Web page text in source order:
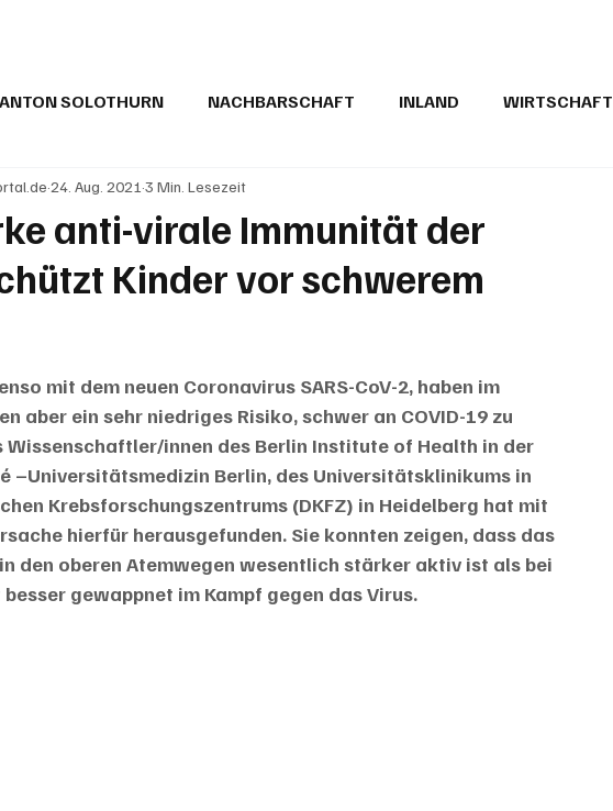
SOLOTHURN NACHBARSCHAFT INLAND WIRTSCHAFT
LESERBRIEFE PUBLIREPORTAGEN
anti-virale Immunität der
Kinder vor schwerem
24. Aug. 2021 3 Min. Lesezeit
mit dem neuen Coronavirus SARS-CoV-2, haben im
aber ein sehr niedriges Risiko, schwer an COVID-19 zu
Wissenschaftler/innen des Berlin Institute of Health in der
–Universitätsmedizin Berlin, des Universitätsklinikums in
Krebsforschungszentrums (DKFZ) in Heidelberg hat mit
hierfür herausgefunden. Sie konnten zeigen, dass das
den oberen Atemwegen wesentlich stärker aktiv ist als bei
gewappnet im Kampf gegen das Virus.